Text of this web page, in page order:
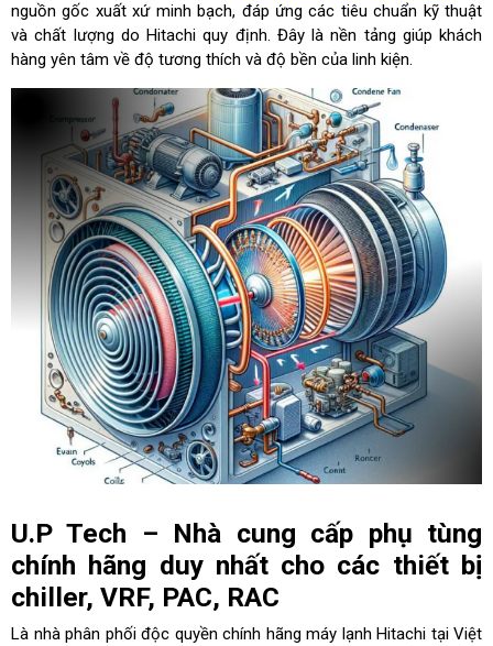
nguồn gốc xuất xứ minh bạch, đáp ứng các tiêu chuẩn kỹ thuật
và chất lượng do Hitachi quy định. Đây là nền tảng giúp khách
hàng yên tâm về độ tương thích và độ bền của linh kiện.
U.P Tech – Nhà cung cấp phụ tùng
chính hãng duy nhất cho các thiết bị
chiller, VRF, PAC, RAC
Là nhà phân phối độc quyền chính hãng máy lạnh Hitachi tại Việt